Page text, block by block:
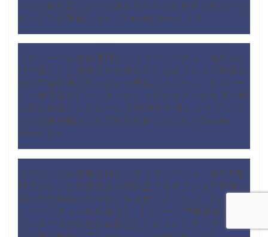
入から鍵引渡しまでの流れを全てに対応するサポート
サービスを開始します | Shoply News より
【グローバル資産運用ならマイプロパティ 毎月5万
円で安心した老後資金を積み立てるオフショア保険の
個人年金保険の取り扱いを開始しました に
【マレー
シア教育移住】インターナショナルスクールを選ぶ時
の思わぬ落とし穴について2024年11月にマイプロパ
ティが徹底解説した資料を作成しました | Shoply
News より
【グローバル資産運用ならマイプロパティ 毎月5万
円で安心した老後資金を積み立てるオフショア保険の
個人年金保険の取り扱いを開始しました に
【ジョイ
ントベンチャー株式会社】 【マレーシア教育移住】
インター選びの思わぬ落とし穴についてマイプロパテ